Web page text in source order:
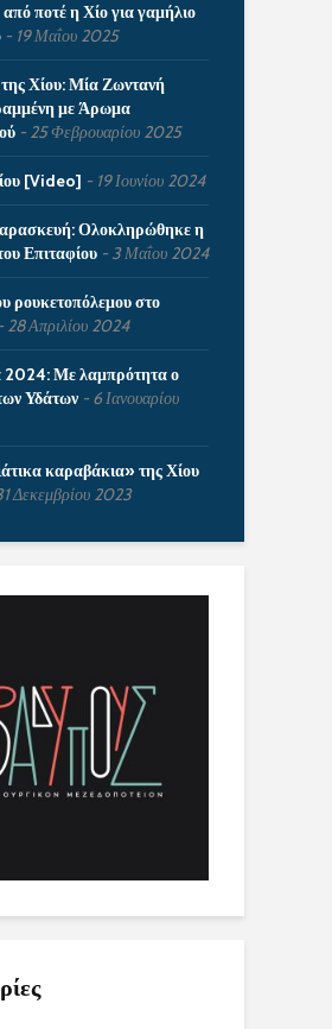
από ποτέ η Χίο για γαμήλιο
19 Μαΐου 2025
Χίου: Μία Ζωντανή
με Άρωμα
25 Φεβρουαρίου 2025
[Video] 19 Ιουνίου 2024
Ολοκληρώθηκε η
Επιταφίου
3 Μαΐου 2024
ρουκετοπόλεμου στο
28 Απριλίου 2024
2024: Με λαμπρότητα ο
Υδάτων
6 Ιανουαρίου
καραβάκια» της Χίου
Δεκεμβρίου 2023